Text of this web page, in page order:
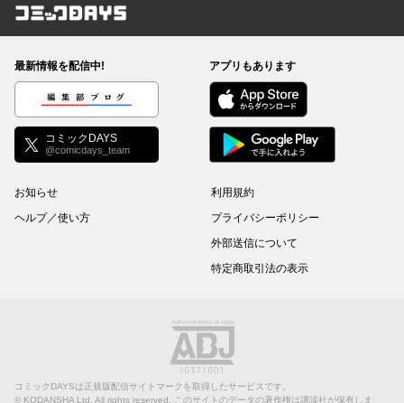
コミックDAYS
最新情報を配信中!
編集部ブログ
コミックDAYS
@comicdays_team
アプリもあります
お知らせ
ヘルプ／使い方
利用規約
プライバシーポリシー
外部送信について
特定商取引法の表示
コミックDAYSは正規版配信サイトマークを取得したサービスです。
© KODANSHA Ltd. All rights reserved. このサイトのデータの著作権は講談社が保有しま